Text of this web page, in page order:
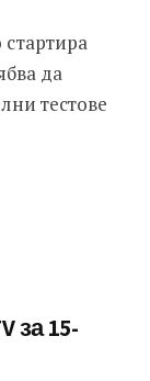
да
тестове
за 15-